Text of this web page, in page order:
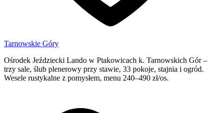
Tarnowskie Góry
Ośrodek Jeździecki Lando w Ptakowicach k. Tarnowskich Gór –
trzy sale, ślub plenerowy przy stawie, 33 pokoje, stajnia i ogród.
Wesele rustykalne z pomysłem, menu 240–490 zł/os.